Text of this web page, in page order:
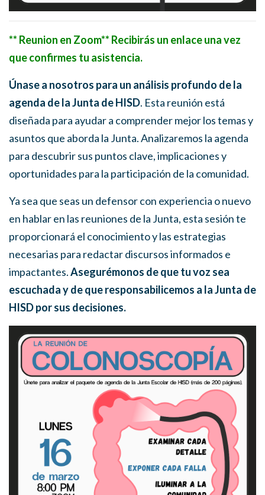
** Reunion en Zoom** Recibirás un enlace una vez
que confirmes tu asistencia.
Únase a nosotros para un análisis profundo de la
agenda de la Junta de HISD. Esta reunión está
diseñada para ayudar a comprender mejor los temas y
asuntos que aborda la Junta. Analizaremos la agenda
para descubrir sus puntos clave, implicaciones y
oportunidades para la participación de la comunidad.
Ya sea que seas un defensor con experiencia o nuevo
en hablar en las reuniones de la Junta, esta sesión te
proporcionará el conocimiento y las estrategias
necesarias para redactar discursos informados e
impactantes.Asegurémonos de que tu voz sea
escuchada y de que responsabilicemos a la Junta de
HISD por sus decisiones.